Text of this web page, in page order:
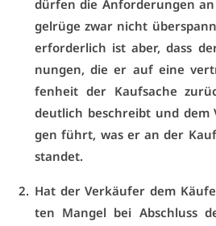
dür­fen die An­for­de­run­gen
gel­rü­ge zwar nicht
er­for­der­lich ist aber, dass
nun­gen, die er auf ei­ne
fen­heit der Kauf­sa­che
deut­lich be­schreibt und
gen führt, was er an der
stan­det.
Hat der Ver­käu­fer dem
ten Man­gel bei Ab­schluss